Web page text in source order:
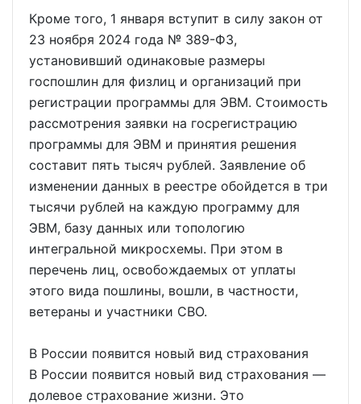
Кроме того, 1 января вступит в силу закон от
23 ноября 2024 года № 389-ФЗ,
установивший одинаковые размеры
госпошлин для физлиц и организаций при
регистрации программы для ЭВМ. Стоимость
рассмотрения заявки на госрегистрацию
программы для ЭВМ и принятия решения
составит пять тысяч рублей. Заявление об
изменении данных в реестре обойдется в три
тысячи рублей на каждую программу для
ЭВМ, базу данных или топологию
интегральной микросхемы. При этом в
перечень лиц, освобождаемых от уплаты
этого вида пошлины, вошли, в частности,
ветераны и участники СВО.
В России появится новый вид страхования
В России появится новый вид страхования —
долевое страхование жизни. Это